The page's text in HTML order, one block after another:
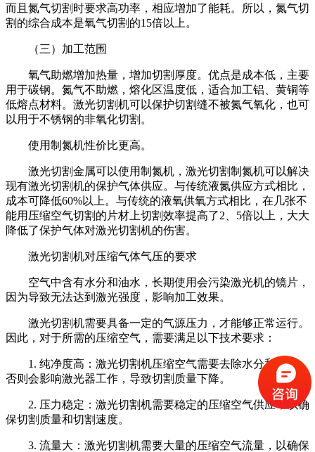
而且氮气切割时要求高功率，相应增加了能耗。所以，氮气切
割的综合成本是氧气切割的15倍以上。
（三）加工范围
氧气助燃增加热量，增加切割厚度。优点是成本低，主要
用于碳钢。氮气不助燃，熔化区温度低，适合加工铝、黄铜等
低熔点材料。激光切割机可以保护切割缝不被氮气氧化，也可
以用于不锈钢的非氧化切割。
使用制氮机性价比更高。
激光切割金属可以使用制氮机，激光切割制氮机可以解决
现有激光切割机的保护气体供应。与传统液氮供应方式相比，
成本可降低60%以上。与传统的液氧供氧方式相比，在几张不
能用压缩空气切割的片材上切割效率提高了2、5倍以上，大大
降低了保护气体对激光切割机的伤害。
激光切割机对压缩气体气压的要求
空气中含有水分和油水，长期使用会污染激光机的镜片，
因为导致无法达到激光强度，影响加工效果。
激光切割机需要具备一定的气源压力，才能够正常运行。
因此，对于所需的压缩空气，需要满足以下技术要求：
1. 纯净度高：激光切割机压缩空气需要去除水分和油污，
否则会影响激光器工作，导致切割质量下降。
2. 压力稳定：激光切割机需要稳定的压缩空气供应，以确
保切割质量和切割速度。
3. 流量大：激光切割机需要大量的压缩空气流量，以确保